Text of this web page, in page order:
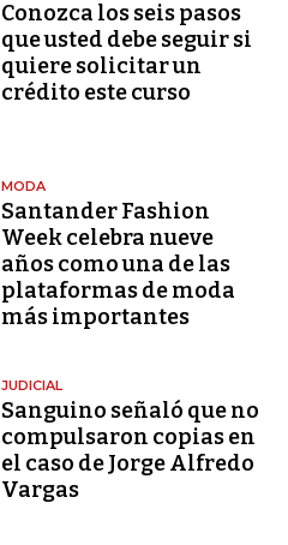
Conozca los seis pasos
que usted debe seguir si
quiere solicitar un
crédito este curso
MODA
Santander Fashion
Week celebra nueve
años como una de las
plataformas de moda
más importantes
JUDICIAL
Sanguino señaló que no
compulsaron copias en
el caso de Jorge Alfredo
Vargas